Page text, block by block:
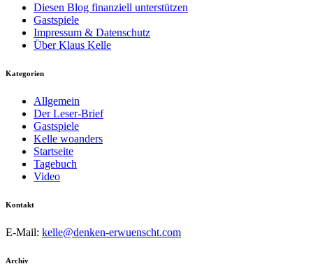
Diesen Blog finanziell unterstützen
Gastspiele
Impressum & Datenschutz
Über Klaus Kelle
Kategorien
Allgemein
Der Leser-Brief
Gastspiele
Kelle woanders
Startseite
Tagebuch
Video
Kontakt
E-Mail: kelle@denken-erwuenscht.com
Archiv